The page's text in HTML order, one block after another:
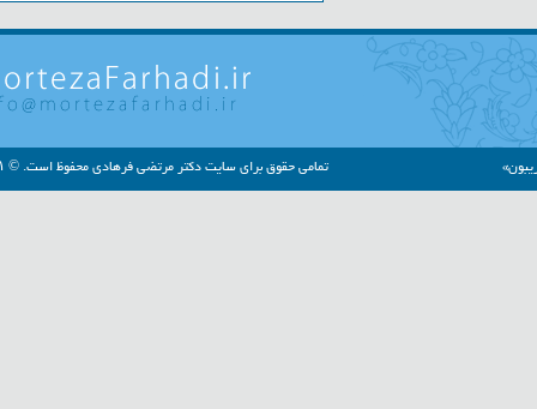
تمامی حقوق برای سایت دکتر مرتضی فرهادی محفوظ است. © ۱۳۹۱